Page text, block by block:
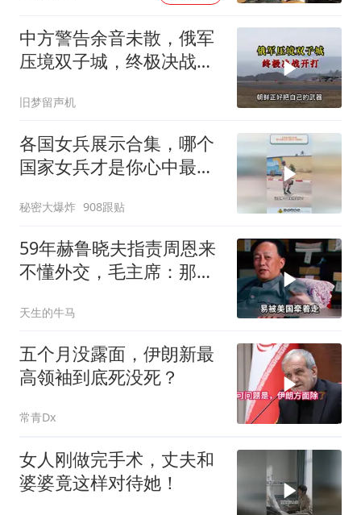
中方警告余音未散，俄军
压境双子城，终极决战开
旧梦留声机
各国女兵展示合集，哪个
国家女兵才是你心中最飒
秘密大爆炸 908跟贴
59年赫鲁晓夫指责周恩来
不懂外交，毛主席：那我
天生的牛马
五个月没露面，伊朗新最
高领袖到底死没死？
常青Dx
女人刚做完手术，丈夫和
婆婆竟这样对待她！